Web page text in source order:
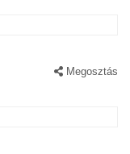
Megosztás